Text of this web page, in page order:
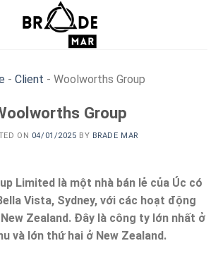
- Client - Woolworths Group
Group
ON 04/01/2025 BY BRADE MAR
Limited là một nhà bán lẻ của Úc có
Vista, Sydney, với các hoạt động
Zealand. Đây là công ty lớn nhất ở
và lớn thứ hai ở New Zealand.